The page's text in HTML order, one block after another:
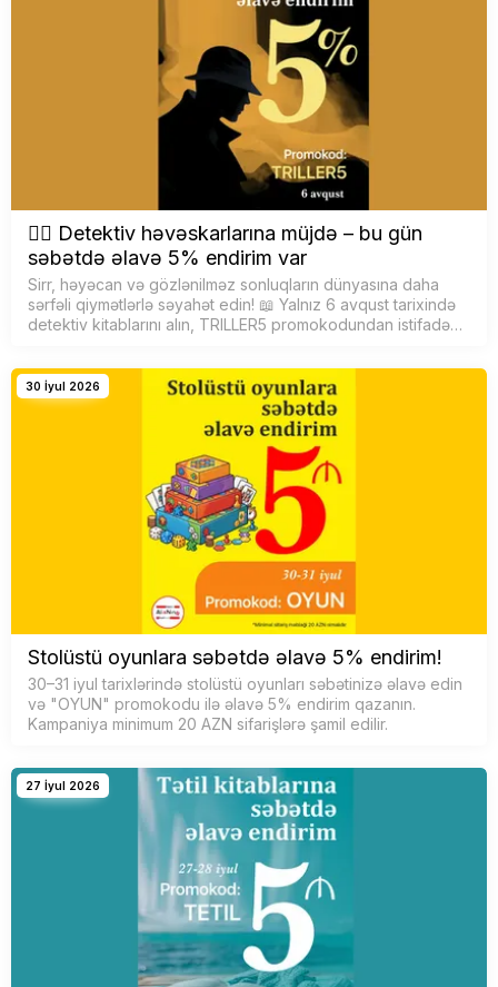
🕵️‍♂️ Detektiv həvəskarlarına müjdə – bu gün
səbətdə əlavə 5% endirim var
Sirr, həyəcan və gözlənilməz sonluqların dünyasına daha
sərfəli qiymətlərlə səyahət edin! 📖 Yalnız 6 avqust tarixində
detektiv kitablarını alın, TRILLER5 promokodundan istifadə
30 İyul 2026
Stolüstü oyunlara səbətdə əlavə 5% endirim!
30–31 iyul tarixlərində stolüstü oyunları səbətinizə əlavə edin
və "OYUN" promokodu ilə əlavə 5% endirim qazanın.
Kampaniya minimum 20 AZN sifarişlərə şamil edilir.
27 İyul 2026